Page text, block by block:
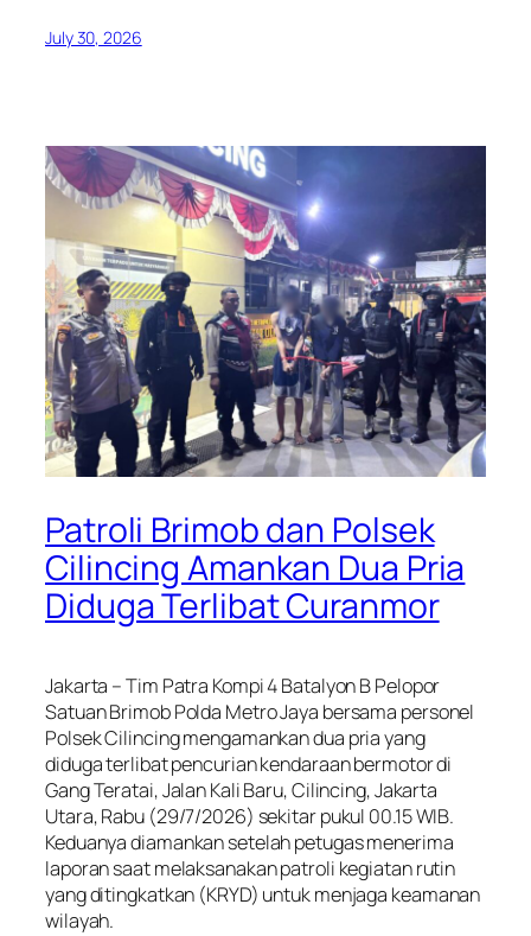
July 30, 2026
Patroli Brimob dan Polsek
Cilincing Amankan Dua Pria
Diduga Terlibat Curanmor
Jakarta – Tim Patra Kompi 4 Batalyon B Pelopor
Satuan Brimob Polda Metro Jaya bersama personel
Polsek Cilincing mengamankan dua pria yang
diduga terlibat pencurian kendaraan bermotor di
Gang Teratai, Jalan Kali Baru, Cilincing, Jakarta
Utara, Rabu (29/7/2026) sekitar pukul 00.15 WIB.
Keduanya diamankan setelah petugas menerima
laporan saat melaksanakan patroli kegiatan rutin
yang ditingkatkan (KRYD) untuk menjaga keamanan
wilayah.